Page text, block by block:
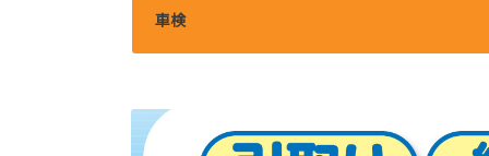
車検